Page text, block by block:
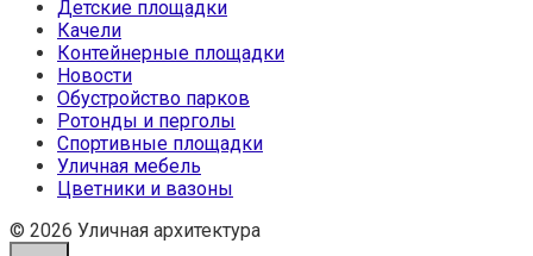
Детские площадки
Качели
Контейнерные площадки
Новости
Обустройство парков
Ротонды и перголы
Спортивные площадки
Уличная мебель
Цветники и вазоны
© 2026 Уличная архитектура